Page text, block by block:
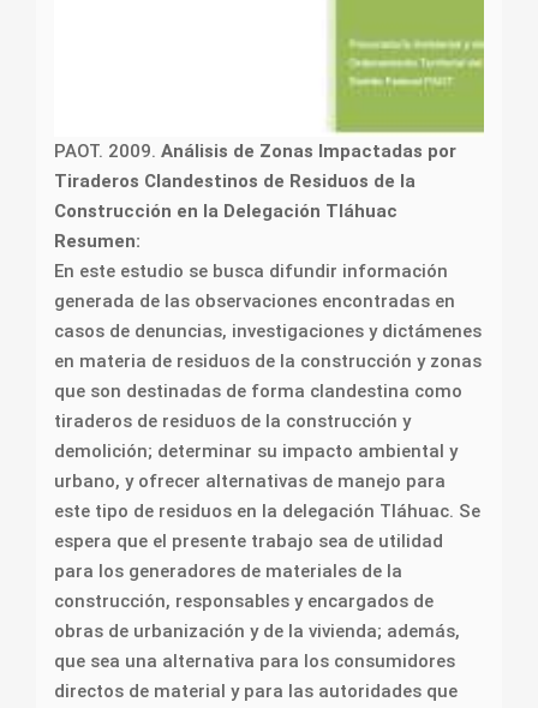
PAOT. 2009. Análisis de Zonas Impactadas por
Tiraderos Clandestinos de Residuos de la
Construcción en la Delegación Tláhuac
Resumen:
En este estudio se busca difundir información
generada de las observaciones encontradas en
casos de denuncias, investigaciones y dictámenes
en materia de residuos de la construcción y zonas
que son destinadas de forma clandestina como
tiraderos de residuos de la construcción y
demolición; determinar su impacto ambiental y
urbano, y ofrecer alternativas de manejo para
este tipo de residuos en la delegación Tláhuac. Se
espera que el presente trabajo sea de utilidad
para los generadores de materiales de la
construcción, responsables y encargados de
obras de urbanización y de la vivienda; además,
que sea una alternativa para los consumidores
directos de material y para las autoridades que